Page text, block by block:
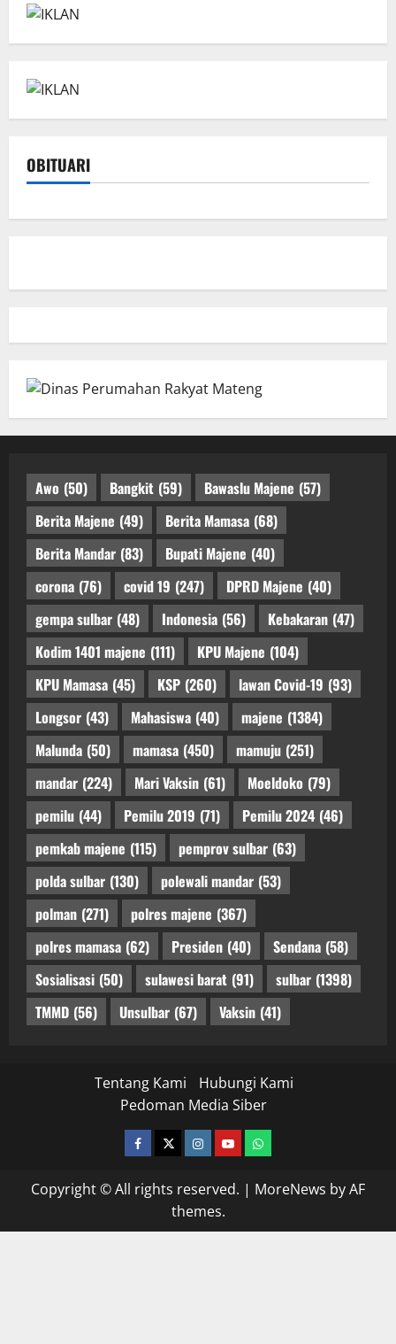
OBITUARI
Awo (50) Bangkit (59) Bawaslu Majene (57)
Berita Majene (49) Berita Mamasa (68)
Berita Mandar (83) Bupati Majene (40)
corona (76) covid 19 (247) DPRD Majene (40)
gempa sulbar (48) Indonesia (56) Kebakaran (47)
Kodim 1401 majene (111) KPU Majene (104)
KPU Mamasa (45) KSP (260) lawan Covid-19 (93)
Longsor (43) Mahasiswa (40) majene (1384)
Malunda (50) mamasa (450) mamuju (251)
mandar (224) Mari Vaksin (61) Moeldoko (79)
pemilu (44) Pemilu 2019 (71) Pemilu 2024 (46)
pemkab majene (115) pemprov sulbar (63)
polda sulbar (130) polewali mandar (53)
polman (271) polres majene (367)
polres mamasa (62) Presiden (40) Sendana (58)
Sosialisasi (50) sulawesi barat (91) sulbar (1398)
TMMD (56) Unsulbar (67) Vaksin (41)
Tentang Kami
Hubungi Kami
Pedoman Media Siber
facebooktwitterinstagram.com
youtubewhatsapp
Copyright © All rights reserved. | MoreNews by AF
themes.